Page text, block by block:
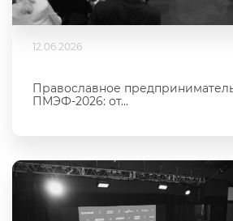
12.06.2026
Православное
ПМЭФ-2026: от...